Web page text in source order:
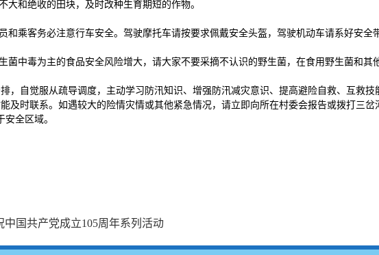
和绝收的田块，及时改种生育期短的作物。
和乘客务必注意行车安全。驾驶摩托车请按要求佩戴安全头盔，驾驶机动车请系好安全
菌中毒为主的食品安全风险增大，请大家不要采摘不认识的野生菌，在食用野生菌和其
，自觉服从疏导调度，主动学习防汛知识、增强防汛减灾意识、提高避险自救、互救技
及时联系。如遇较大的险情灾情或其他紧急情况，请立即向所在村委会报告或拨打三
全区域。
国共产党成立105周年系列活动